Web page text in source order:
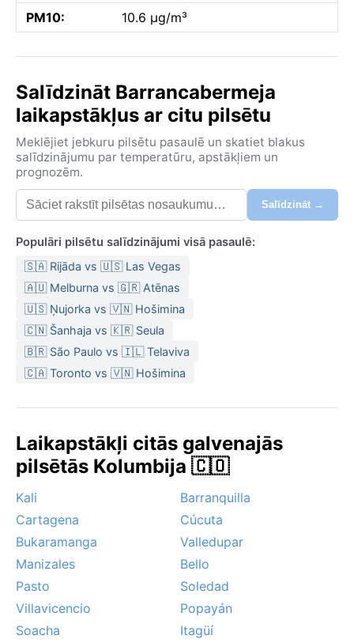
PM10:
10.6 µg/m³
Salīdzināt Barrancabermeja
laikapstākļus ar citu pilsētu
Meklējiet jebkuru pilsētu pasaulē un skatiet blakus
salīdzinājumu par temperatūru, apstākļiem un
prognozēm.
Salīdzināt →
Populāri pilsētu salīdzinājumi visā pasaulē:
🇸🇦 Rijāda vs 🇺🇸 Las Vegas
🇦🇺 Melburna vs 🇬🇷 Atēnas
🇺🇸 Ņujorka vs 🇻🇳 Hošimina
🇨🇳 Šanhaja vs 🇰🇷 Seula
🇧🇷 São Paulo vs 🇮🇱 Telaviva
🇨🇦 Toronto vs 🇻🇳 Hošimina
Laikapstākļi citās galvenajās
pilsētās Kolumbija 🇨🇴
Kali
Barranquilla
Cartagena
Cúcuta
Bukaramanga
Valledupar
Manizales
Bello
Pasto
Soledad
Villavicencio
Popayán
Soacha
Itagüí